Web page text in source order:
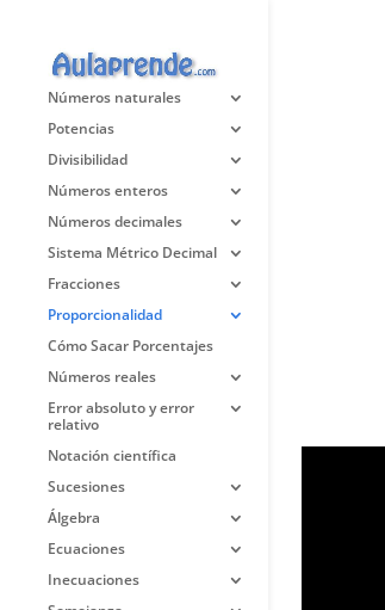
Números naturales
Potencias
Divisibilidad
Números enteros
Números decimales
Sistema Métrico Decimal
Fracciones
Proporcionalidad
Cómo Sacar Porcentajes
Números reales
Error absoluto y error
relativo
Notación científica
Sucesiones
Álgebra
Ecuaciones
Inecuaciones